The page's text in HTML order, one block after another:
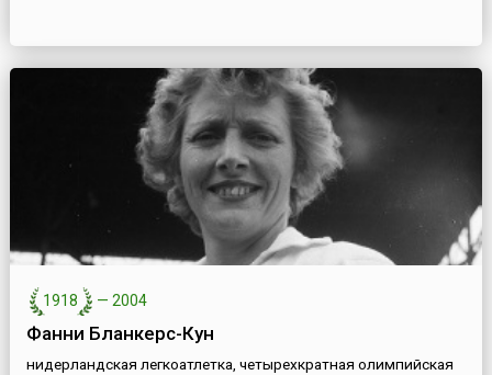
1918 — 2004
Фанни Бланкерс-Кун
нидерландская легкоатлетка, четырехкратная олимпийская